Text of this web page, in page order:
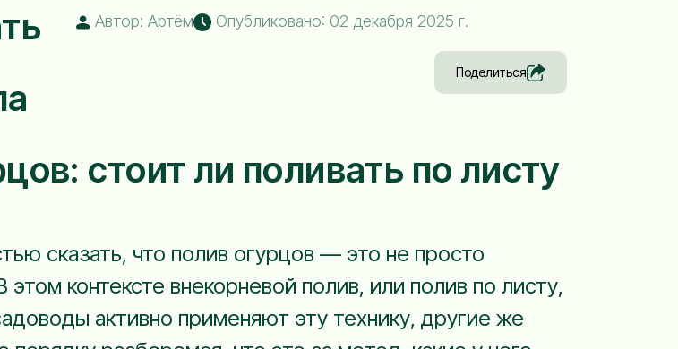
Автор: Артём Опубликовано: 02 декабря 2025 г.
Поделиться
стоит ли поливать по листу
сказать, что полив огурцов — это не просто
контексте внекорневой полив, или полив по листу,
активно применяют эту технику, другие же